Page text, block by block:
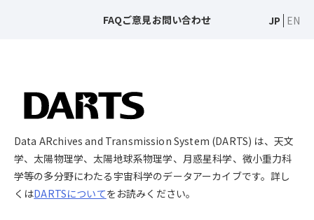
FAQご意見お問い合わせ JP EN
Data ARchives and Transmission System (DARTS) は、天文
学、太陽物理学、太陽地球系物理学、月惑星科学、微小重力科
学等の多分野にわたる宇宙科学のデータアーカイブです。詳し
くはDARTSについてをお読みください。